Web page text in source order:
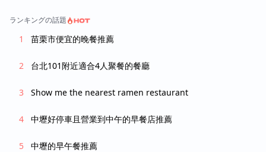
ランキングの話題
苗栗市便宜的晚餐推薦
台北101附近適合4人聚餐的餐廳
Show me the nearest ramen restaurant
中壢好停車且營業到中午的早餐店推薦
中壢的早午餐推薦